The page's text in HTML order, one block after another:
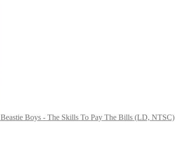
Beastie Boys - The Skills To Pay The Bills (LD, NTSC)